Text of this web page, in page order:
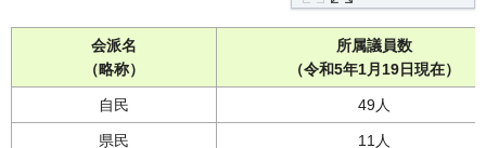
会派名
（略称）
所属議員数
（令和5年1月19日現在）
自民 49人
県民 11人